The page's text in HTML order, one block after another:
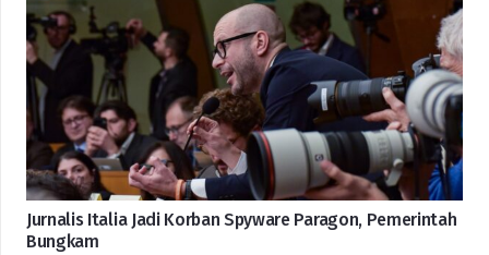
Jurnalis Italia Jadi Korban Spyware Paragon, Pemerintah
Bungkam